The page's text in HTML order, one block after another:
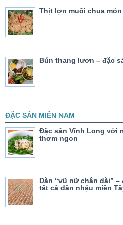
Thịt lợn muối chua
Bún thang lươn – đặc
ĐẶC SẢN MIỀN NAM
Đặc sản Vĩnh Long với
thơm ngon
Dàn “vũ nữ chân dài”
tất cả dân nhậu miền